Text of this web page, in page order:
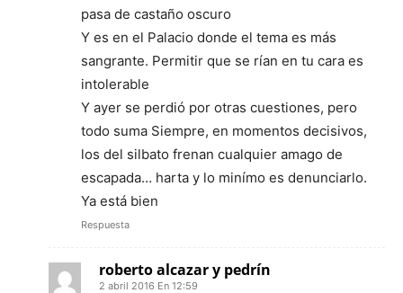
pasa de castaño oscuro
Y es en el Palacio donde el tema es más
sangrante. Permitir que se rían en tu cara es
intolerable
Y ayer se perdió por otras cuestiones, pero
todo suma Siempre, en momentos decisivos,
los del silbato frenan cualquier amago de
escapada… harta y lo minímo es denunciarlo.
Ya está bien
Respuesta
roberto alcazar y pedrín
2 abril 2016 En 12:59